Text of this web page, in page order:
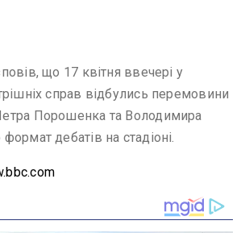
що 17 квітня ввечері у
справ відбулись перемовини
Порошенка та Володимира
дебатів на стадіоні.